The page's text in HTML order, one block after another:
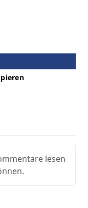
lesen